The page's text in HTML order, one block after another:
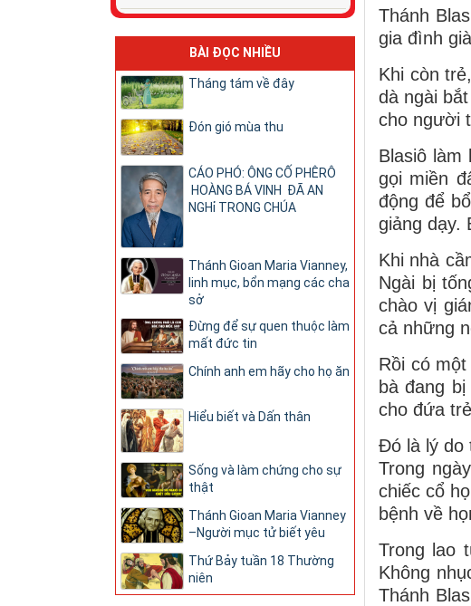
Thánh
gia đình
Khi còn
dà ngài
cho người
Blasiô làm
gọi miền
động để
giảng dạy.
Khi nhà
Ngài bị
chào vị
cả những
Rồi có
bà đang
cho đứa
Đó là lý do
Trong
chiếc cổ
bệnh về
Trong lao
Không
Thánh
BÀI ĐỌC NHIỀU
Tháng tám về đây
Đón gió mùa thu
CÁO PHÓ: ÔNG CỐ PHÊRÔ
HOÀNG BÁ VINH ĐÃ AN
NGHỉ TRONG CHÚA
Thánh Gioan Maria Vianney,
linh mục, bổn mạng các cha
sở
Đừng để sự quen thuộc làm
mất đức tin
Chính anh em hãy cho họ ăn
Hiểu biết và Dấn thân
Sống và làm chứng cho sự
thật
Thánh Gioan Maria Vianney
–Người mục tử biết yêu
Thứ Bảy tuần 18 Thường
niên